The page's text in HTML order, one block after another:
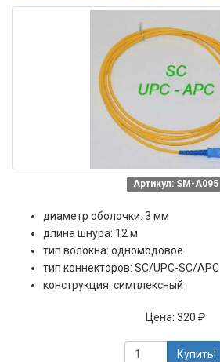
Артикул: SM-A095
диаметр оболочки: 3 мм
длина шнура: 12 м
тип волокна: одномодовое
тип коннекторов: SC/UPC-SC/APC
конструкция: симплексный
Цена: 320 ₽
Купить!